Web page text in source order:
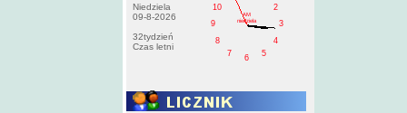
Niedziela
09-8-2026
32tydzień
Czas letni
2
3
4
5
6
7
8
9
10
AM
niedziela